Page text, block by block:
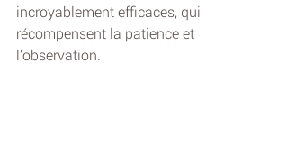
incroyablement efficaces, qui
récompensent la patience et
l’observation.